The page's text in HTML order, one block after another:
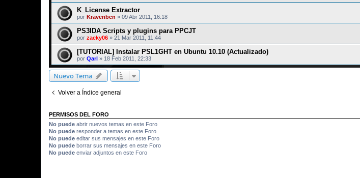
K_License Extractor
por Kravenbcn » 09 Abr 2011, 16:18
PS3IDA Scripts y plugins para PPCJT
por zacky06 » 21 Mar 2011, 11:44
[TUTORIAL] Instalar PSL1GHT en Ubuntu 10.10 (Actualizado)
por Qarl » 18 Feb 2011, 22:33
Nuevo Tema
Volver a Índice general
PERMISOS DEL FORO
No puede abrir nuevos temas en este Foro
No puede responder a temas en este Foro
No puede editar sus mensajes en este Foro
No puede borrar sus mensajes en este Foro
No puede enviar adjuntos en este Foro